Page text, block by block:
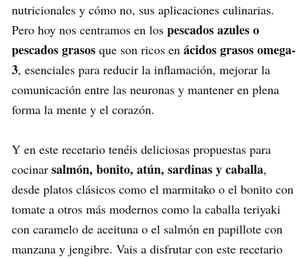
nutricionales y cómo no, sus aplicaciones culinarias.
Pero hoy nos centramos en los pescados azules o
pescados grasos que son ricos en ácidos grasos omega-
3, esenciales para reducir la inflamación, mejorar la
comunicación entre las neuronas y mantener en plena
forma la mente y el corazón.
Y en este recetario tenéis deliciosas propuestas para
cocinar salmón, bonito, atún, sardinas y caballa,
desde platos clásicos como el marmitako o el bonito con
tomate a otros más modernos como la caballa teriyaki
con caramelo de aceituna o el salmón en papillote con
manzana y jengibre. Vais a disfrutar con este recetario